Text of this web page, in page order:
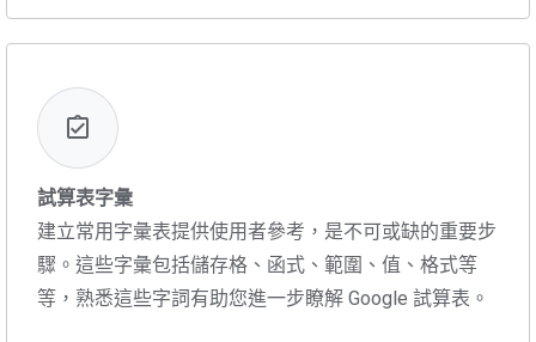
試算表字彙
建立常用字彙表提供使用者參考，是不可或缺的重要步
驟。這些字彙包括儲存格、函式、範圍、值、格式等
等，熟悉這些字詞有助您進一步瞭解 Google 試算表。